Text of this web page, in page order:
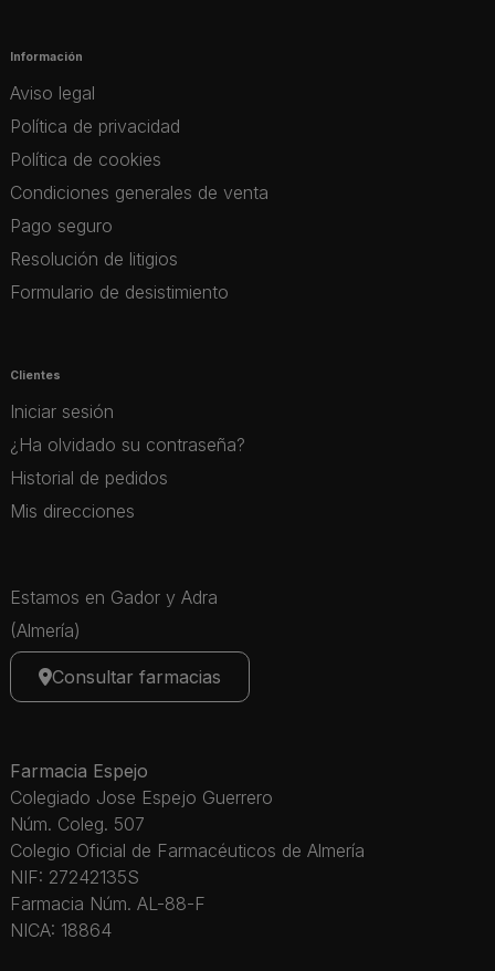
Información
Aviso legal
Política de privacidad
Política de cookies
Condiciones generales de venta
Pago seguro
Resolución de litigios
Formulario de desistimiento
Clientes
Iniciar sesión
¿Ha olvidado su contraseña?
Historial de pedidos
Mis direcciones
Estamos en Gador y Adra
(Almería)
Consultar farmacias
Farmacia Espejo
Colegiado Jose Espejo Guerrero
Núm. Coleg. 507
Colegio Oficial de Farmacéuticos de Almería
NIF: 27242135S
Farmacia Núm. AL-88-F
NICA: 18864